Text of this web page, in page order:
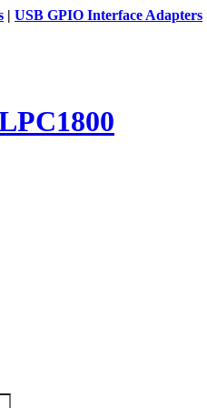
| USB GPIO Interface Adapters